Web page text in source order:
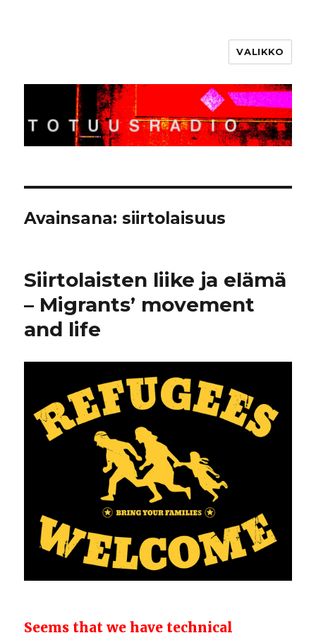
VALIKKO
Avainsana:siirtolaisuus
Siirtolaisten liike ja elämä
– Migrants’ movement
and life
Seems that we have technical